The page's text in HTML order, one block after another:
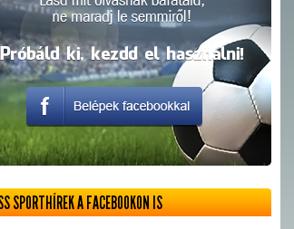
SPORTHÍREK A FACEBOOKON IS